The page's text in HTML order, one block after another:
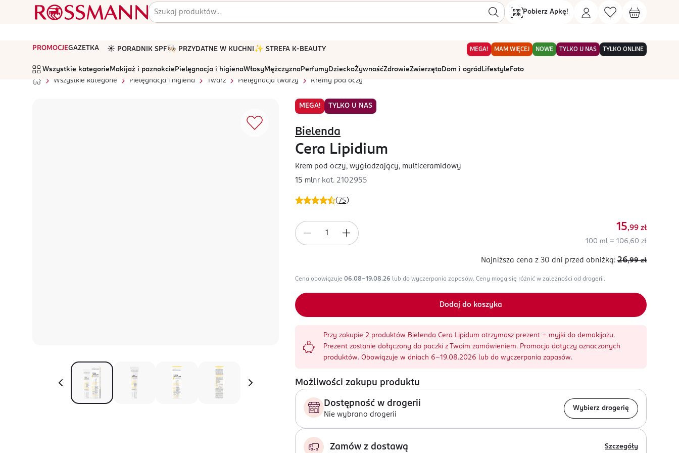
Pobierz Apkę!
PROMOCJEGAZETKA ☀️ PORADNIK SPF🧑🏻‍🍳 PRZYDATNE W KUCHNI ✨ STREFA K-BEAUTY MEGA! MAM WIĘCEJ NOWE TYLKO U NAS TYLKO ONLINE
Wszystkie kategorie Makijaż i paznokcie Pielęgnacja i higienaWłosyMężczyznaPerfumyDzieckoŻywnośćZdrowieZwierzętaDom i ogród Lifestyle Foto
Wszystkie kategorie
Pielęgnacja i higiena Twarz Pielęgnacja twarzy Kremy pod oczy
MEGA! TYLKO U NAS
( 75 )
Bielenda
Cera Lipidium
Krem pod oczy, wygładzający, multiceramidowy
15 mlnr kat. 2102955
15,99 zł
100 ml = 106,60 zł
Najniższa cena z 30 dni przed obniżką: 26,99 zł
Cena obowiązuje 06.08-19.08.26 lub do wyczerpania zapasów. Ceny mogą się różnić w zależności od drogerii.
Dodaj do koszyka
Przy zakupie 2 produktów Bielenda Cera Lipidum otrzymasz prezent - myjki do demakijażu.
Prezent zostanie dołączony do paczki z Twoim zamówieniem. Promocja dotyczy oznaczonych
produktów. Obowiązuje w dniach 6-19.08.2026 lub do wyczerpania zapasów.
Możliwości zakupu produktu
Dostępność w drogerii
Nie wybrano drogerii
Wybierz drogerię
Zamów z dostawą Szczegóły